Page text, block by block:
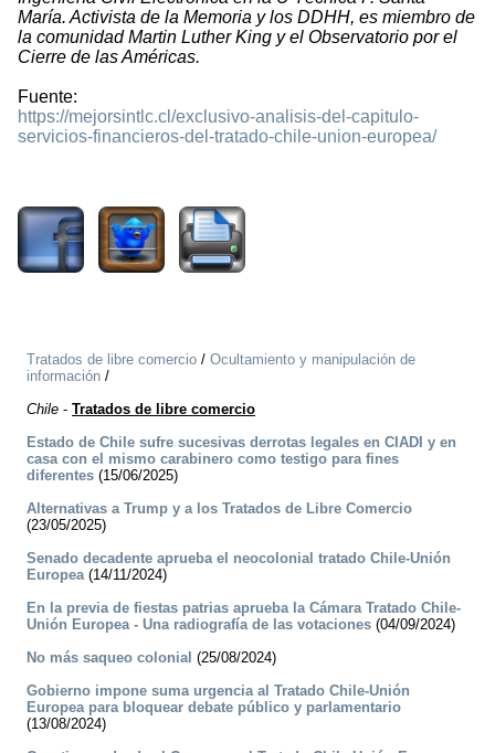
María. Activista de la Memoria y los DDHH, es miembro de
la comunidad Martin Luther King y el Observatorio por el
Cierre de las Américas.
Fuente:
https://mejorsintlc.cl/exclusivo-analisis-del-capitulo-
servicios-financieros-del-tratado-chile-union-europea/
Tratados de libre comercio / Ocultamiento y manipulación de
información /
Chile - Tratados de libre comercio
Estado de Chile sufre sucesivas derrotas legales en CIADI y en
casa con el mismo carabinero como testigo para fines
diferentes (15/06/2025)
Alternativas a Trump y a los Tratados de Libre Comercio
(23/05/2025)
Senado decadente aprueba el neocolonial tratado Chile-Unión
Europea(14/11/2024)
En la previa de fiestas patrias aprueba la Cámara Tratado Chile-
Unión Europea - Una radiografía de las votaciones (04/09/2024)
No más saqueo colonial (25/08/2024)
Gobierno impone suma urgencia al Tratado Chile-Unión
Europea para bloquear debate público y parlamentario
(13/08/2024)